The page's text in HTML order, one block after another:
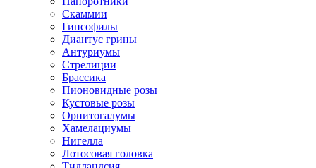
Скаммии
Гипсофилы
Диантус грины
Антуриумы
Стрелиции
Брассика
Пионовидные розы
Кустовые розы
Орнитогалумы
Хамелациумы
Нигелла
Лотосовая головка